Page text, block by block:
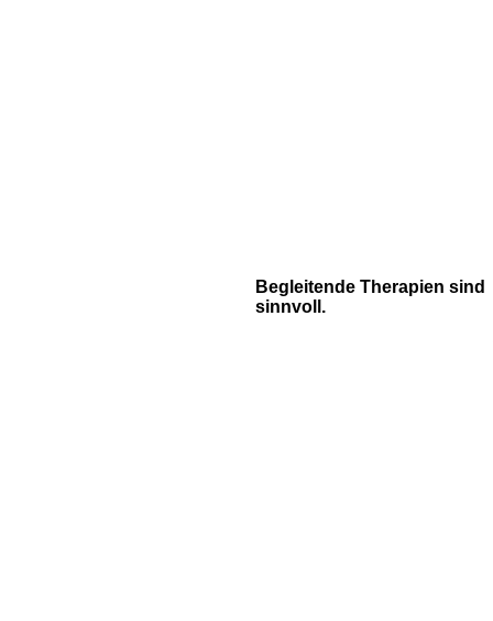
Begleitende Therapien sind
sinnvoll.